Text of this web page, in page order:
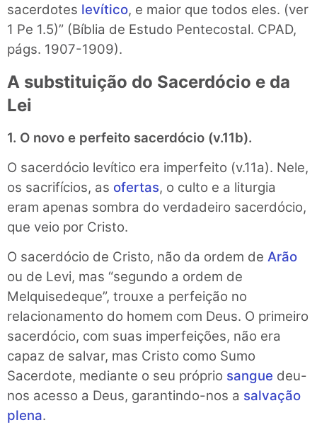
sacerdotes levítico, e maior que todos eles. (ver
1 Pe 1.5)” (Bíblia de Estudo Pentecostal. CPAD,
págs. 1907-1909).
A substituição do Sacerdócio e da
Lei
1. O novo e perfeito sacerdócio (v.11b).
O sacerdócio levítico era imperfeito (v.11a). Nele,
os sacrifícios, as ofertas, o culto e a liturgia
eram apenas sombra do verdadeiro sacerdócio,
que veio por Cristo.
O sacerdócio de Cristo, não da ordem de Arão
ou de Levi, mas “segundo a ordem de
Melquisedeque”, trouxe a perfeição no
relacionamento do homem com Deus. O primeiro
sacerdócio, com suas imperfeições, não era
capaz de salvar, mas Cristo como Sumo
Sacerdote, mediante o seu próprio sangue deu-
nos acesso a Deus, garantindo-nos a salvação
plena.